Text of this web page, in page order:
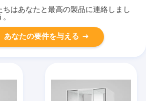
ちはあなたと最高の製品に連絡しまし
あなたの要件を与える